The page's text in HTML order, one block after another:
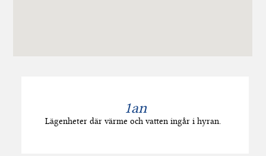
1an
Lägenheter där värme och vatten ingår i hyran.